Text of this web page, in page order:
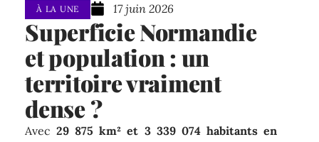
À LA UNE 17 juin 2026
Superficie Normandie
et population : un
territoire vraiment
dense ?
Avec29 875 km² et 3 339 074 habitants en